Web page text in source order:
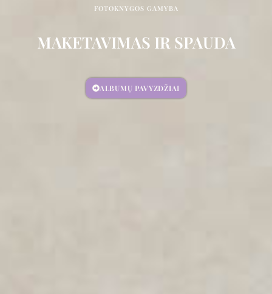
FOTOKNYGOS GAMYBA
MAKETAVIMAS IR SPAUDA
ALBUMŲ PAVYZDŽIAI